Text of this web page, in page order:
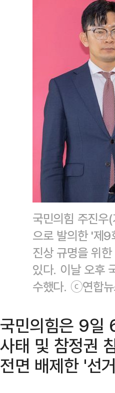
국민의힘 주진
으로 발의한 '제9
진상 규명을 위
있다. 이날 오후
수했다. ⓒ연합
국민의힘은 9일
사태 및 참정권
전면 배제한 '선